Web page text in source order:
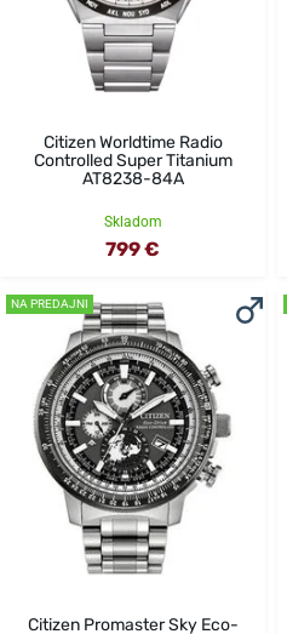
Citizen Worldtime Radio
Controlled Super Titanium
AT8238-84A
Skladom
799 €
NA PREDAJNI
Citizen Promaster Sky Eco-